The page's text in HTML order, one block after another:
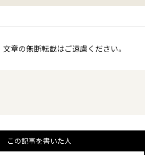
章の無断転載はご遠慮ください。
この記事を書いた人